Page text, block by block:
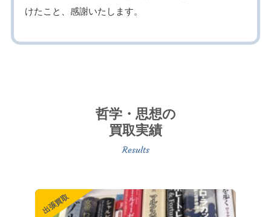
けたこと、感謝いたします。
哲学・思想の
買取実績
出張買取